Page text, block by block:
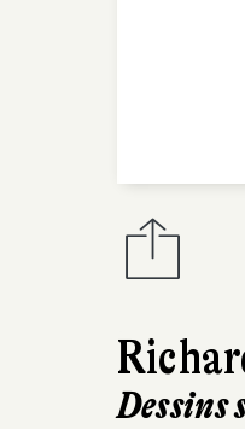
Dessins